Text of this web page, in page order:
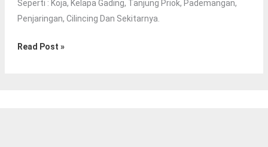
Seperti : Koja, Kelapa Gading, Tanjung Priok, Pademangan,
Penjaringan, Cilincing Dan Sekitarnya.
Harga
Read Post »